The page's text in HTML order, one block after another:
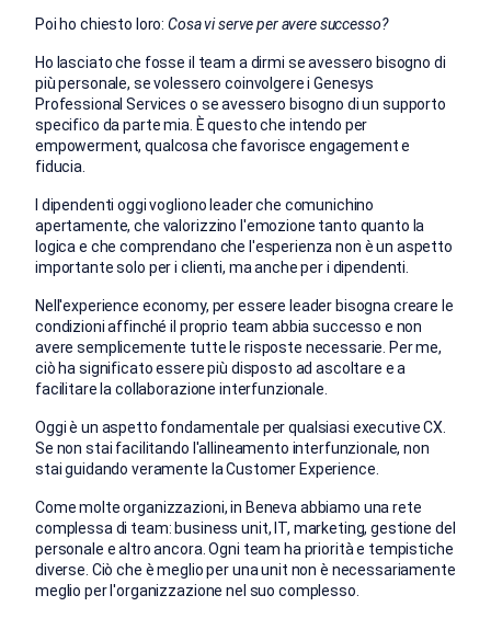
Poi ho chiesto loro:Cosa vi serve per avere successo?
Ho lasciato che fosse il team a dirmi se avessero bisogno di
più personale, se volessero coinvolgere i Genesys
Professional Services o se avessero bisogno di un supporto
specifico da parte mia. È questo che intendo per
empowerment, qualcosa che favorisce engagement e
fiducia.
I dipendenti oggi vogliono leader che comunichino
apertamente, che valorizzino l'emozione tanto quanto la
logica e che comprendano che l'esperienza non è un aspetto
importante solo per i clienti, ma anche per i dipendenti.
Nell'experience economy, per essere leader bisogna creare le
condizioni affinché il proprio team abbia successo e non
avere semplicemente tutte le risposte necessarie. Per me,
ciò ha significatoessere più disposto ad ascoltare e a
facilitare la collaborazione interfunzionale.
Oggi è un aspetto fondamentale per qualsiasi executive CX.
Se non stai facilitando l'allineamento interfunzionale, non
stai guidando veramente la Customer Experience.
Come molte organizzazioni, in Beneva abbiamo una rete
complessa di team: business unit, IT, marketing, gestione del
personale e altro ancora. Ogni team ha priorità e tempistiche
diverse. Ciò che è meglio per una unit non è necessariamente
meglio per l'organizzazione nel suo complesso.